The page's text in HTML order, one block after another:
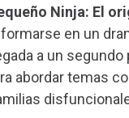
Ninja: El
en un
a un segundo
abordar temas